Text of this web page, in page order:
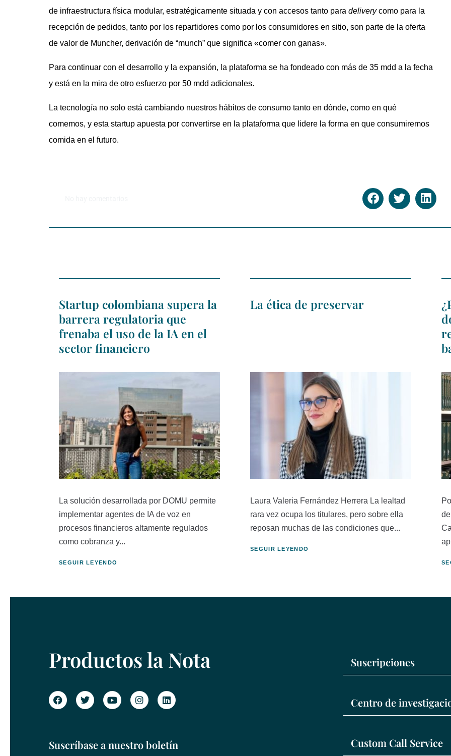
de infraestructura física modular, estratégicamente situada y con accesos tanto para deliverycomo para la
recepción de pedidos, tanto por los repartidores como por los consumidores en sitio, son parte de la oferta
de valor de Muncher, derivación de “munch” que significa «comer con ganas».
Para continuar con el desarrollo y la expansión, la plataforma se ha fondeado con más de 35 mdd a la fecha
y está en la mira de otro esfuerzo por 50 mdd adicionales.
La tecnología no solo está cambiando nuestros hábitos de consumo tanto en dónde, como en qué
comemos, y esta startup apuesta por convertirse en la plataforma que lidere la forma en que consumiremos
comida en el futuro.
Startup colombiana supera la
barrera regulatoria que
frenaba el uso de la IA en el
sector financiero
La solución desarrollada por DOMU permite
implementar agentes de IA de voz en
procesos financieros altamente regulados
como cobranza y...
SEGUIR LEYENDO
La ética de preservar
Laura Valeria Fernández Herrera La lealtad
rara vez ocupa los titulares, pero sobre ella
reposan muchas de las condiciones que...
SEGUIR LEYENDO
Productos la Nota
Suscríbase a nuestro boletín
Suscripciones
Centro de
Custom Call Service